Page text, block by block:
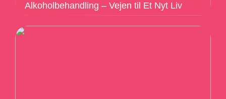
Alkoholbehandling – Vejen til Et Nyt Liv